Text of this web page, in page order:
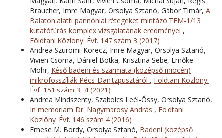
Braucher, Imre Magyar, Orsolya Sztanó, Gábor Timár, A
Balaton alatti pannóniai rétegeket mintázó TFM-1/13
kutatófúrás komplex vizsgálatának eredményei ,
Földtani Közlöny: Évf. 147 szám 3 (2017)
Andrea Szuromi-Korecz, Imre Magyar, Orsolya Sztanó,
Vivien Csoma, Dániel Botka, Krisztina Sebe, Emőke
Mohr, Késő badeni és szarmata (középső miocén)
mikrofosszíliák Pécs-Danitzpusztáról , Földtani Közlöny:
Évf. 151 szám 3, 4 (2021)
Andrea Mindszenty, Szabolcs Leél-Őssy, Orsolya Sztanó,
In memoriam Dr. Nagymarosy András , Földtani
Közlöny: Évf. 146 szám 4 (2016)
Emese M. Bordy, Orsolya Sztanó, Badeni (középső